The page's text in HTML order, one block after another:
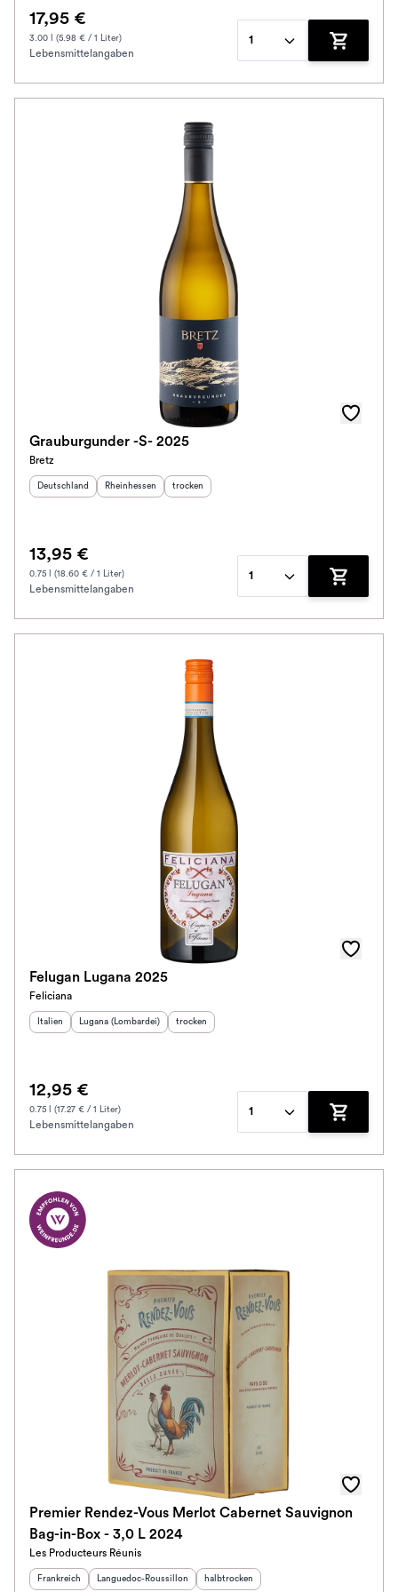
17,95 €
3.00 l (5.98 € / 1 Liter)
Lebensmittelangaben
1
Zum
Grauburgunder -S- 2025
Bretz
Herkunftsland
Deutschland Herkunftsregion :
Rheinhessen Geschmack
trocken
13,95 €
0.75 l (18.60 € / 1 Liter)
Lebensmittelangaben
1
Zum
Felugan Lugana 2025
Feliciana
Herkunftsland:
Italien Herkunftsregion:
Lugana (Lombardei) Geschmack
trocken
12,95 €
0.75 l (17.27 € / 1 Liter)
Lebensmittelangaben
1
Zum
Premier Rendez-Vous Merlot Cabernet Sauvignon
Bag-in-Box - 3,0 L 2024
Les Producteurs Réunis
Herkunftsland
Frankreich Herkunftsregion:
Languedoc-Roussillon Geschmack:
halbtrocken